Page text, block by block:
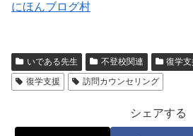
にほんブログ村
いである先生 不登校関連 復学支
復学支援
訪問カウンセリング
シェアする